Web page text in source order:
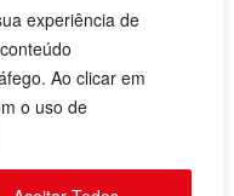
experiência de
Ao clicar em
o uso de